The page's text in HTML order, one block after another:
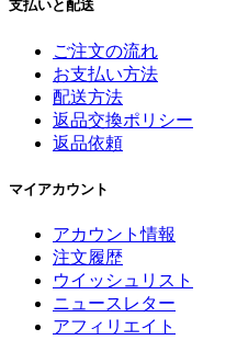
支払いと配送
ご注文の流れ
お支払い方法
配送方法
返品交換ポリシー
返品依頼
マイアカウント
アカウント情報
注文履歴
ウイッシュリスト
ニュースレター
アフィリエイト